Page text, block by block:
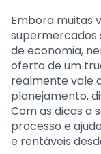
Embora muitas
supermercados
de economia,
oferta de um
realmente vale
planejamento,
Com as dicas a
processo e
e rentáveis